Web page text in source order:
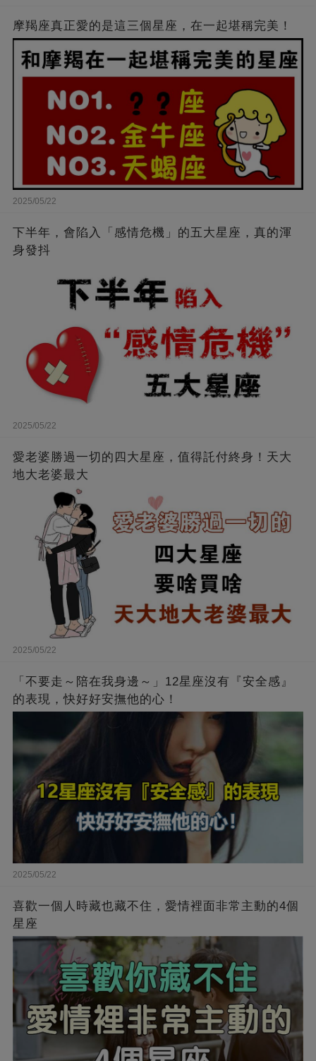
摩羯座真正愛的是這三個星座，在一起堪稱完美！
2025/05/22
下半年，會陷入「感情危機」的五大星座，真的渾
身發抖
2025/05/22
愛老婆勝過一切的四大星座，值得託付終身！天大
地大老婆最大
2025/05/22
「不要走～陪在我身邊～」12星座沒有『安全感』
的表現，快好好安撫他的心！
2025/05/22
喜歡一個人時藏也藏不住，愛情裡面非常主動的4個
星座